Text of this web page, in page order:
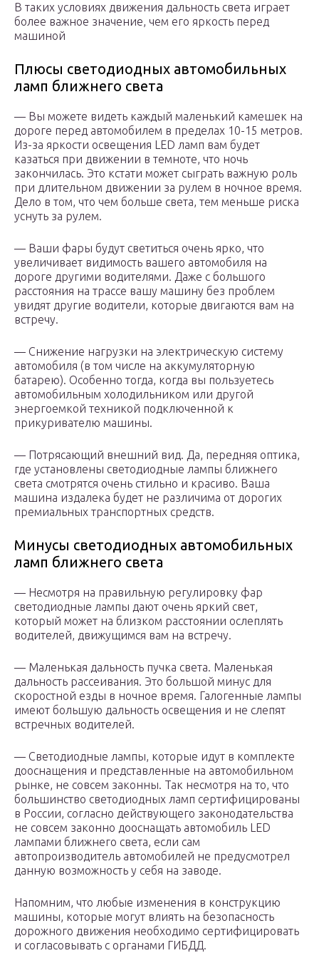
В таких условиях движения дальность света играет
более важное значение, чем его яркость перед
машиной
Плюсы светодиодных автомобильных
ламп ближнего света
— Вы можете видеть каждый маленький камешек на
дороге перед автомобилем в пределах 10-15 метров.
Из-за яркости освещения LED ламп вам будет
казаться при движении в темноте, что ночь
закончилась. Это кстати может сыграть важную роль
при длительном движении за рулем в ночное время.
Дело в том, что чем больше света, тем меньше риска
уснуть за рулем.
— Ваши фары будут светиться очень ярко, что
увеличивает видимость вашего автомобиля на
дороге другими водителями. Даже с большого
расстояния на трассе вашу машину без проблем
увидят другие водители, которые двигаются вам на
встречу.
— Снижение нагрузки на электрическую систему
автомобиля (в том числе на аккумуляторную
батарею). Особенно тогда, когда вы пользуетесь
автомобильным холодильником или другой
энергоемкой техникой подключенной к
прикуривателю машины.
— Потрясающий внешний вид. Да, передняя оптика,
где установлены светодиодные лампы ближнего
света смотрятся очень стильно и красиво. Ваша
машина издалека будет не различима от дорогих
премиальных транспортных средств.
Минусы светодиодных автомобильных
ламп ближнего света
— Несмотря на правильную регулировку фар
светодиодные лампы дают очень яркий свет,
который может на близком расстоянии ослеплять
водителей, движущимся вам на встречу.
— Маленькая дальность пучка света. Маленькая
дальность рассеивания. Это большой минус для
скоростной езды в ночное время. Галогенные лампы
имеют большую дальность освещения и не слепят
встречных водителей.
— Светодиодные лампы, которые идут в комплекте
дооснащения и представленные на автомобильном
рынке, не совсем законны. Так несмотря на то, что
большинство светодиодных ламп сертифицированы
в России, согласно действующего законодательства
не совсем законно дооснащать автомобиль LED
лампами ближнего света, если сам
автопроизводитель автомобилей не предусмотрел
данную возможность у себя на заводе.
Напомним, что любые изменения в конструкцию
машины, которые могут влиять на безопасность
дорожного движения необходимо сертифицировать
и согласовывать с органами ГИБДД.